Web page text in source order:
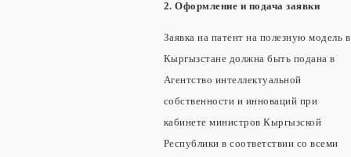
2. Оформление и подача заявки
Заявка на патент на полезную модель в
Кыргызстане должна быть подана в
Агентство интеллектуальной
собственности и инноваций при
кабинете министров Кыргызской
Республики в соответствии со всеми